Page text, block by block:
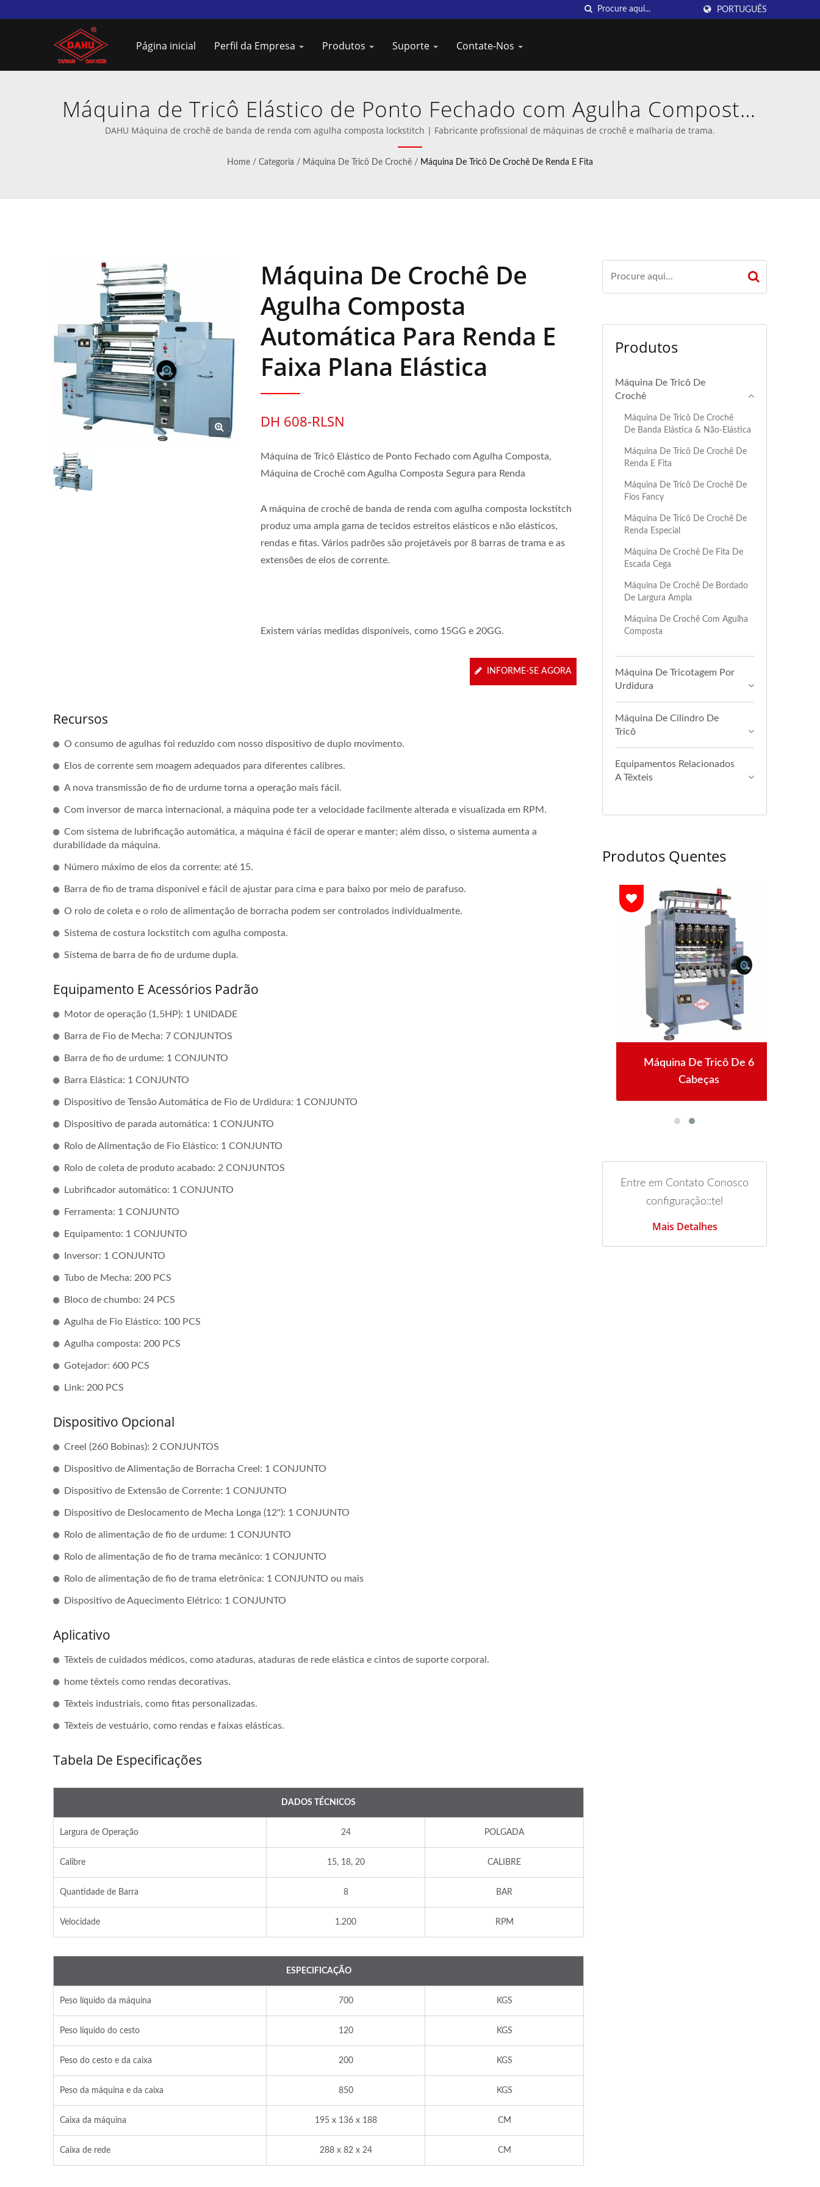
PORTUGUÊS
Página inicial Perfil da Empresa Produtos Suporte Contate-Nos
Máquina de Tricô Elástico de Ponto Fechado com Agulha Composta,
Máquina de Crochê com Agulha Composta Segura para Renda |
Máquinas de Enrolamento Inovadoras da Taiwan DAHU
DAHU Máquina de crochê de banda de renda com agulha composta lockstitch | Fabricante profissional de máquinas de crochê e malharia de trama.
Home / Categoria / Máquina De Tricô De Crochê / Máquina De Tricô De Crochê De Renda E Fita
Máquina De Crochê De
Agulha Composta
Automática Para Renda E
Faixa Plana Elástica
DH 608-RLSN
Máquina de Tricô Elástico de Ponto Fechado com Agulha Composta,
Máquina de Crochê com Agulha Composta Segura para Renda
A máquina de crochê de banda de renda com agulha composta lockstitch
produz uma ampla gama de tecidos estreitos elásticos e não elásticos,
rendas e fitas. Vários padrões são projetáveis por 8 barras de trama e as
extensões de elos de corrente.
Existem várias medidas disponíveis, como 15GG e 20GG.
INFORME-SE AGORA
Recursos
O consumo de agulhas foi reduzido com nosso dispositivo de duplo movimento.
Elos de corrente sem moagem adequados para diferentes calibres.
A nova transmissão de fio de urdume torna a operação mais fácil.
Com inversor de marca internacional, a máquina pode ter a velocidade facilmente alterada e visualizada em RPM.
Com sistema de lubrificação automática, a máquina é fácil de operar e manter; além disso, o sistema aumenta a
durabilidade da máquina.
Número máximo de elos da corrente: até 15.
Barra de fio de trama disponível e fácil de ajustar para cima e para baixo por meio de parafuso.
O rolo de coleta e o rolo de alimentação de borracha podem ser controlados individualmente.
Sistema de costura lockstitch com agulha composta.
Sistema de barra de fio de urdume dupla.
Equipamento E Acessórios Padrão
Motor de operação (1,5HP): 1 UNIDADE
Barra de Fio de Mecha: 7 CONJUNTOS
Barra de fio de urdume: 1 CONJUNTO
Barra Elástica: 1 CONJUNTO
Dispositivo de Tensão Automática de Fio de Urdidura: 1 CONJUNTO
Dispositivo de parada automática: 1 CONJUNTO
Rolo de Alimentação de Fio Elástico: 1 CONJUNTO
Rolo de coleta de produto acabado: 2 CONJUNTOS
Lubrificador automático: 1 CONJUNTO
Ferramenta: 1 CONJUNTO
Equipamento: 1 CONJUNTO
Inversor: 1 CONJUNTO
Tubo de Mecha: 200 PCS
Bloco de chumbo: 24 PCS
Agulha de Fio Elástico: 100 PCS
Agulha composta: 200 PCS
Gotejador: 600 PCS
Link: 200 PCS
Dispositivo Opcional
Creel (260 Bobinas): 2 CONJUNTOS
Dispositivo de Alimentação de Borracha Creel: 1 CONJUNTO
Dispositivo de Extensão de Corrente: 1 CONJUNTO
Dispositivo de Deslocamento de Mecha Longa (12"): 1 CONJUNTO
Rolo de alimentação de fio de urdume: 1 CONJUNTO
Rolo de alimentação de fio de trama mecânico: 1 CONJUNTO
Rolo de alimentação de fio de trama eletrônica: 1 CONJUNTO ou mais
Dispositivo de Aquecimento Elétrico: 1 CONJUNTO
Aplicativo
Têxteis de cuidados médicos, como ataduras, ataduras de rede elástica e cintos de suporte corporal.
home têxteis como rendas decorativas.
Têxteis industriais, como fitas personalizadas.
Têxteis de vestuário, como rendas e faixas elásticas.
Tabela De Especificações
DADOS TÉCNICOS
Largura de Operação 24 POLGADA
Calibre 15, 18, 20 CALIBRE
Quantidade de Barra 8 BAR
Velocidade 1.200 RPM
ESPECIFICAÇÃO
Peso líquido da máquina 700 KGS
Peso líquido do cesto 120 KGS
Peso do cesto e da caixa 200 KGS
Peso da máquina e da caixa 850 KGS
Caixa da máquina 195 x 136 x 188 CM
Caixa de rede 288 x 82 x 24 CM
Produtos
Máquina De Tricô De
Crochê
Máquina De Tricô De Crochê
De Banda Elástica & Não-Elástica
Máquina De Tricô De Crochê De
Renda E Fita
Máquina De Tricô De Crochê De
Fios Fancy
Máquina De Tricô De Crochê De
Renda Especial
Máquina De Crochê De Fita De
Escada Cega
Máquina De Crochê De Bordado
De Largura Ampla
Máquina De Crochê Com Agulha
Composta
Máquina De Tricotagem Por
Urdidura
Máquina De Cilindro De
Tricô
Equipamentos Relacionados
A Têxteis
Produtos Quentes
Máquina De Crochê
Automática De 30 Polegadas
Máquina De Tricô De 6
Cabeças
Entre em Contato Conosco
configuração::tel
Mais Detalhes